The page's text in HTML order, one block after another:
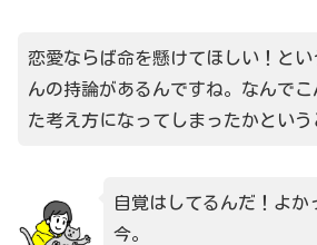
恋愛ならば命を懸けてほしい！とい
んの持論があるんですね。なんでこ
た考え方になってしまったかとい
自覚はしてるんだ！よ
今。